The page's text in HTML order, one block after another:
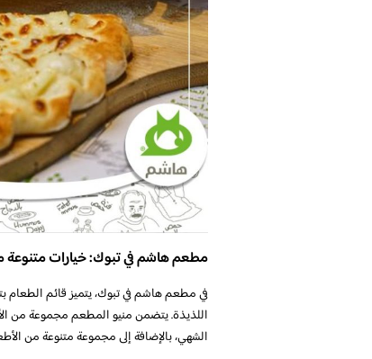
مطعم هاشم في تبوك: خيارات متنوعة
في مطعم هاشم في تبوك، يتميز قائم الطعام
اللذيذة. يتضمن منيو المطعم مجموعة من
الشهي، بالإضافة إلى مجموعة متنوعة من